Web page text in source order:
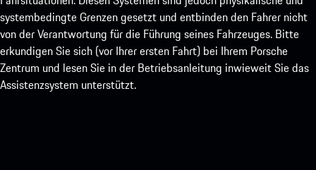
systembedingte Grenzen gesetzt und entbinden den Fahrer nicht
von der Verantwortung für die Führung seines Fahrzeuges. Bitte
erkundigen Sie sich (vor Ihrer ersten Fahrt) bei Ihrem Porsche
Zentrum und lesen Sie in der Betriebsanleitung inwieweit Sie das
Assistenzsystem unterstützt.